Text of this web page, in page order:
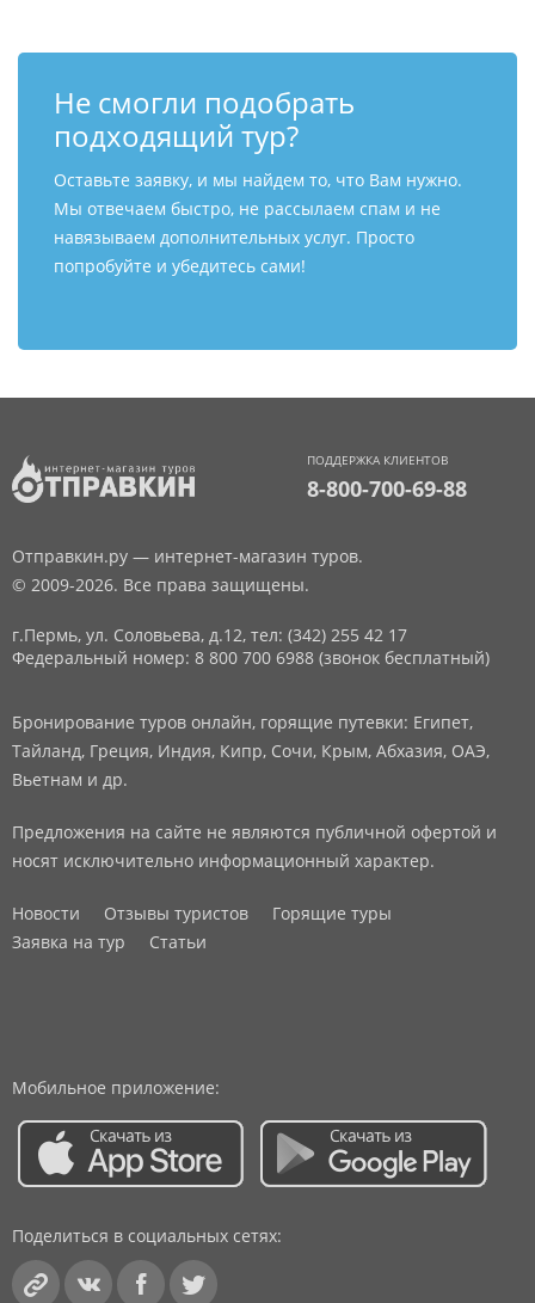
Не смогли подобрать
подходящий тур?
Оставьте заявку, и мы найдем то, что Вам нужно.
Мы отвечаем быстро, не рассылаем спам и не
навязываем дополнительных услуг. Просто
попробуйте и убедитесь сами!
ПОДДЕРЖКА КЛИЕНТОВ
8-800-700-69-88
Отправкин.ру — интернет-магазин туров.
© 2009-2026. Все права защищены.
г.Пермь, ул. Соловьева, д.12, тел: (342) 255 42 17
Федеральный номер: 8 800 700 6988 (звонок бесплатный)
Бронирование туров онлайн, горящие путевки: Египет,
Тайланд, Греция, Индия, Кипр, Сочи, Крым, Абхазия, ОАЭ,
Вьетнам и др.
Предложения на сайте не являются публичной офертой и
носят исключительно информационный характер.
Новости Отзывы туристов
Горящие туры
Заявка на тур
Статьи
Мобильное приложение:
Поделиться в социальных сетях: